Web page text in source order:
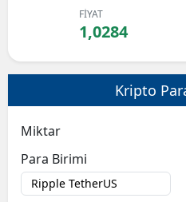
FİYAT
1,0284
Kripto
Miktar
Para Birimi